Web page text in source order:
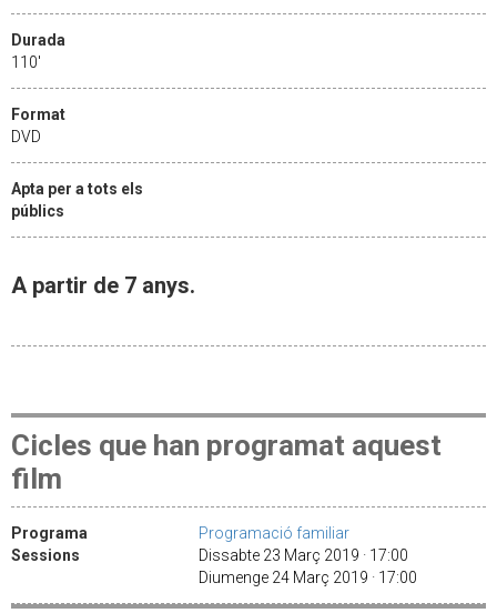
Durada
110'
Format
DVD
Apta per a tots els
públics
A partir de 7 anys.
Cicles que han programat aquest
film
Programa
Programació familiar
Sessions
Dissabte 23 Març 2019 · 17:00
Diumenge 24 Març 2019 · 17:00